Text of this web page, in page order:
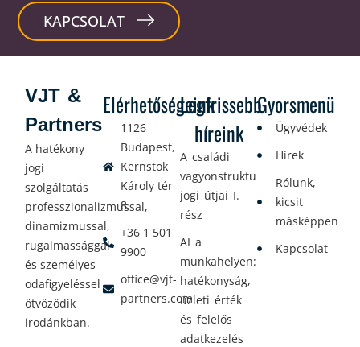
KAPCSOLAT
Elérhetőségeink
1126
Budapest,
Kernstok
Károly tér
8.
+36 1 501
9900
office@vjt-
partners.com
Legfrissebb
híreink
A családi
vagyonstrukturálás
jogi útjai I.
rész
AI a
munkahelyen:
hatékonyság,
üzleti érték
és felelős
adatkezelés
Gyorsmenü
Ügyvédek
Hírek
Rólunk,
kicsit
másképpen
Kapcsolat
VJT &
Partners
A hatékony
jogi
szolgáltatás
professzionalizmussal,
dinamizmussal,
rugalmassággal
és személyes
odafigyeléssel
ötvöződik
irodánkban.